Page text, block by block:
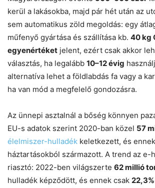
kerül a lakásokba, majd pár hét után az
sem automatikus zöld megoldás: egy
műfenyő gyártása és szállítása kb. 40 kg
egyenértéket jelent, ezért csak akkor
választás, ha legalább 10–12 évig
alternatíva lehet a földlabdás fa vagy a
ha van mód a megfelelő gondozásra.
Az ünnepi asztalnál a bőség könnyen
EU-s adatok szerint 2020-ban közel 57
élelmiszer-hulladék keletkezett, és ennek
háztartásokból származott. A trend az e-
riasztó: 2022-ben világszerte 62 millió
hulladék képződött, és ennek csak